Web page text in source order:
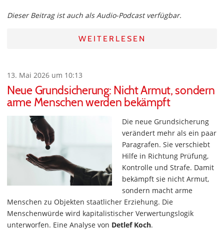
Dieser Beitrag ist auch als Audio-Podcast verfügbar.
WEITERLESEN
13. Mai 2026 um 10:13
Neue Grundsicherung: Nicht Armut, sondern
arme Menschen werden bekämpft
Die neue Grundsicherung
verändert mehr als ein paar
Paragrafen. Sie verschiebt
Hilfe in Richtung Prüfung,
Kontrolle und Strafe. Damit
bekämpft sie nicht Armut,
sondern macht arme
Menschen zu Objekten staatlicher Erziehung. Die
Menschenwürde wird kapitalistischer Verwertungslogik
unterworfen. Eine Analyse von Detlef Koch.